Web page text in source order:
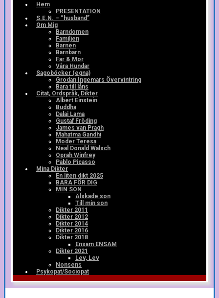
Hem
PRESENTATION
S.E.N. – “husband”
Om Mig
Barndomen
Familjen
Barnen
Barnbarn
Far & Mor
Våra Hundar
Sagoböcker (egna)
Grodan Ingemars Övervintring
Bara till låns
Citat, Ordspråk, Dikter
Albert Einstein
Buddha
Dalai Lama
Gustaf Fröding
James van Pragh
Mahatma Gandhi
Moder Teresa
Neal Donald Walsch
Oprah Winfrey
Pablo Picasso
Mina Dikter
En liten dikt 2025
BARA FÖR DIG
MIN SON
Älskade son
Till min son
Dikter 2011
Dikter 2012
Dikter 2014
Dikter 2016
Dikter 2018
Ensam ENSAM
Dikter 2021
Lev, Lev
Nonsens
Psykopat/Sociopat